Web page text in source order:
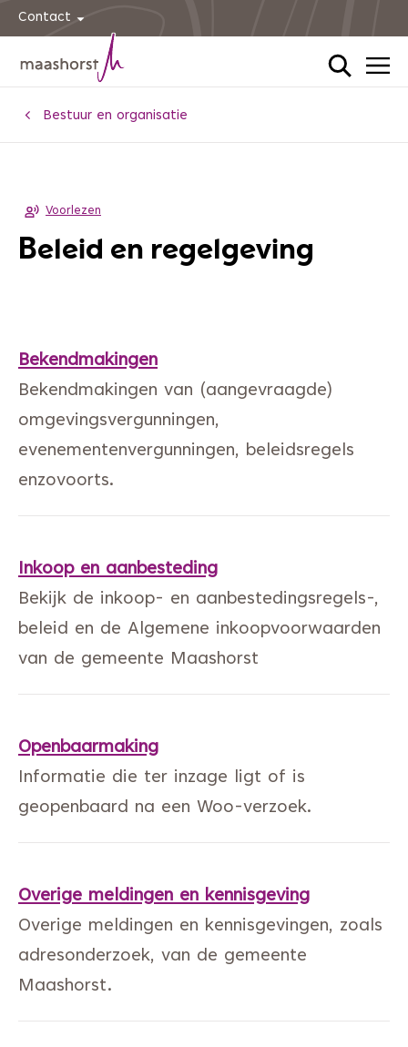
Contact
HomeBestuur en organisatie
Voorlezen
Beleid en regelgeving
Bekendmakingen
Bekendmakingen van (aangevraagde)
omgevingsvergunningen,
evenementenvergunningen, beleidsregels
enzovoorts.
Inkoop en aanbesteding
Bekijk de inkoop- en aanbestedingsregels-,
beleid en de Algemene inkoopvoorwaarden
van de gemeente Maashorst
Openbaarmaking
Informatie die ter inzage ligt of is
geopenbaard na een Woo-verzoek.
Overige meldingen en kennisgeving
Overige meldingen en kennisgevingen, zoals
adresonderzoek, van de gemeente
Maashorst.